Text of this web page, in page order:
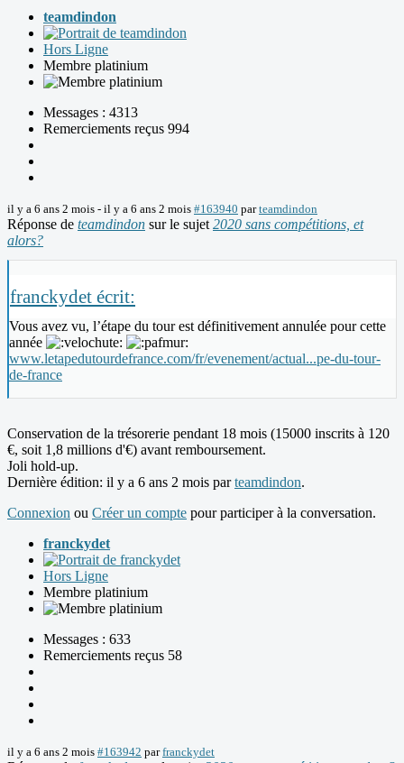
teamdindon
Hors Ligne
Membre platinium
Messages : 4313
Remerciements reçus 994
il y a 6 ans 2 mois - il y a 6 ans 2 mois #163940 parteamdindon
Réponse de teamdindon sur le sujet 2020 sans compétitions, et
alors?
franckydet écrit:
Vous avez vu, l’étape du tour est définitivement annulée pour cette
année
www.letapedutourdefrance.com/fr/evenement/actual...pe-du-tour-
de-france
Conservation de la trésorerie pendant 18 mois (15000 inscrits à 120
€, soit 1,8 millions d'€) avant remboursement.
Joli hold-up.
Dernière édition: il y a 6 ans 2 mois parteamdindon.
Connexion ou Créer un compte pour participer à la conversation.
franckydet
Hors Ligne
Membre platinium
Messages : 633
Remerciements reçus 58
il y a 6 ans 2 mois #163942 parfranckydet